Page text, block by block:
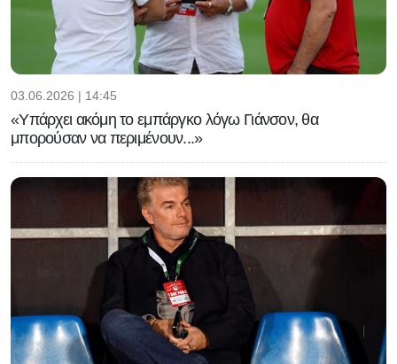
03.06.2026 | 14:45
«Υπάρχει ακόμη το εμπάργκο λόγω Γιάνσον, θα
μπορούσαν να περιμένουν...»